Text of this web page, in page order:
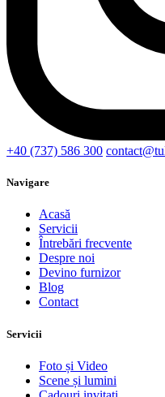
+40 (737) 586 300
Navigare
Acasă
Servicii
Întrebări frecvente
Despre noi
Devino furnizor
Blog
Contact
Servicii
Foto și Video
Scene și lumini